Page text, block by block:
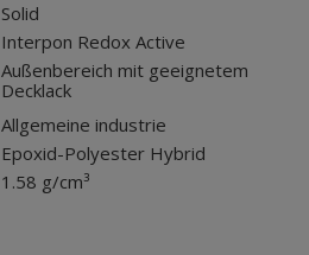
Solid
Interpon Redox Active
Außenbereich mit geeignetem
Decklack
Allgemeine industrie
Epoxid-Polyester Hybrid
1.58 g/cm³